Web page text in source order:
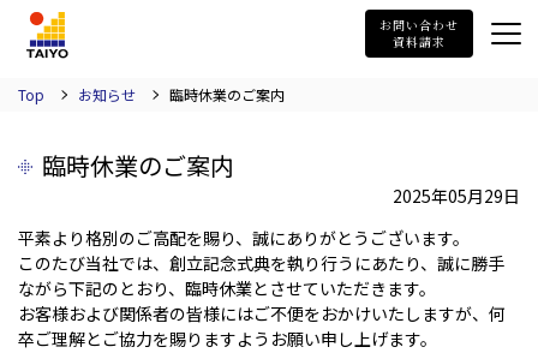
お問い合わせ
資料請求
Top お知らせ 臨時休業のご案内
臨時休業のご案内
2025年05月29日
平素より格別のご高配を賜り、誠にありがとうございます。
このたび当社では、 創立記念式典を執り行うにあたり、誠に勝手
ながら下記のとおり、 臨時休業とさせていただきます。
お客様および関係者の皆様にはご不便をおかけいたしますが、何
卒ご理解とご協力を賜りますようお願い申し上げます。